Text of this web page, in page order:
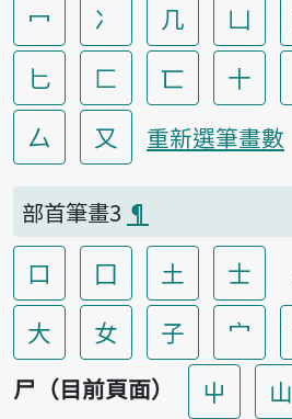
冖
冫 几 凵
匕
匚 匸 十
厶
又 重新選筆畫數
部首筆畫3 ¶
口 囗 土 士
大
女 子 宀
尸（目前頁面） 屮 山